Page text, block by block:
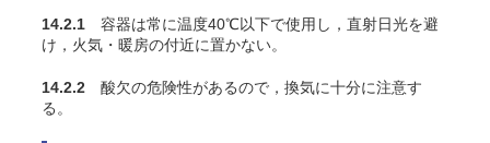
14.2.1 容器は常に温度40℃以下で使用し，直射日光を避
け，火気・暖房の付近に置かない。
14.2.2 酸欠の危険性があるので，換気に十分に注意す
る。